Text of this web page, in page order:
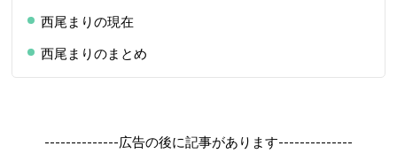
西尾まりの現在
西尾まりのまとめ
--------------広告の後に記事があります--------------